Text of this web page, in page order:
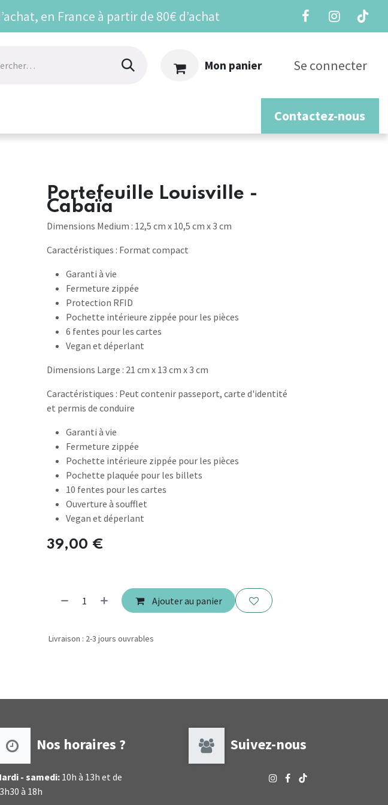
en France à partir de 80€ d’achat
Mon panier Se connecter
Contactez-nous
Portefeuille Louisville -
Cabaïa
Dimensions Medium : 12,5 cm x 10,5 cm x 3 cm
Caractéristiques : Format compact
Garanti à vie
Fermeture zippée
Protection RFID
Pochette intérieure zippée pour les pièces
6 fentes pour les cartes
Vegan et déperlant
Dimensions Large : 21 cm x 13 cm x 3 cm
Caractéristiques : Peut contenir passeport, carte d'identité
et permis de conduire
Garanti à vie
Fermeture zippée
Pochette intérieure zippée pour les pièces
Pochette plaquée pour les billets
10 fentes pour les cartes
Ouverture à soufflet
Vegan et déperlant
39,00 €
Ajouter au panier
Livraison : 2-3 jours ouvrables
Nos horaires ?
- samedi:10h à 13h et de
à 18h
Suivez-nous